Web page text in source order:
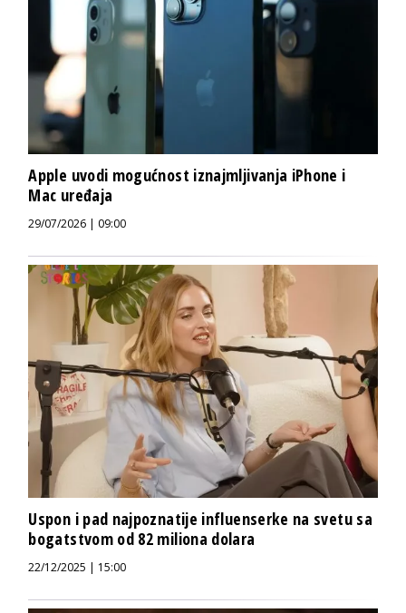
Apple uvodi mogućnost iznajmljivanja iPhone i
Mac uređaja
29/07/2026 | 09:00
Uspon i pad najpoznatije influenserke na svetu sa
bogatstvom od 82 miliona dolara
22/12/2025 | 15:00